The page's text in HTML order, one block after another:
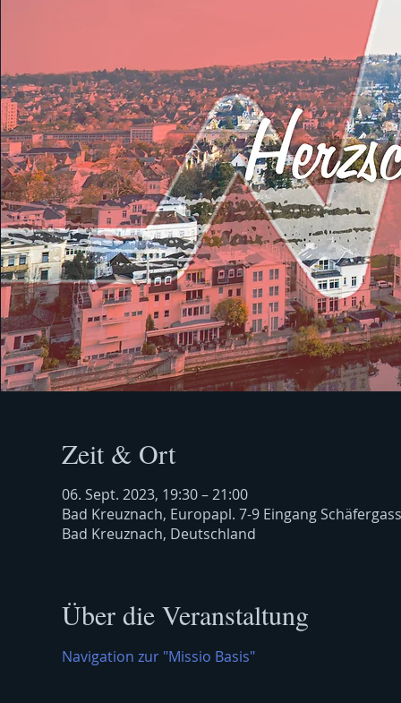
Zeit & Ort
06. Sept. 2023, 19:30 – 21:00
Bad Kreuznach, Europapl. 7-9 Eingang
Bad Kreuznach, Deutschland
Über die Veranstaltung
Navigation zur "Missio Basis"